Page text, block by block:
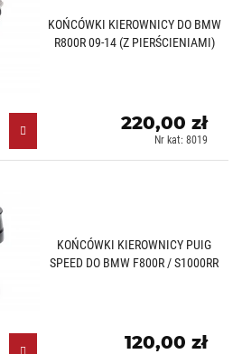
KOŃCÓWKI KIEROWNICY DO BMW
R800R 09-14 (Z PIERŚCIENIAMI)
220,00 zł
Nr kat: 8019
KOŃCÓWKI KIEROWNICY PUIG
SPEED DO BMW F800R / S1000RR
120,00 zł